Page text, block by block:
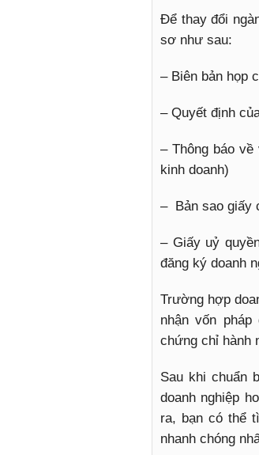
Để thay đổi
sơ như sau:
– Biên bản họp
– Quyết định
– Thông báo về
kinh doanh)
– Bản sao giấy
– Giấy uỷ
đăng ký doanh
Trường hợp
nhận vốn
chứng chỉ hành
Sau khi chuẩn
doanh nghiệp
ra, bạn có thể
nhanh chóng